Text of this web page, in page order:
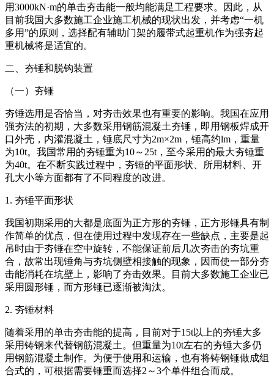
用3000kN·m的单击夯击能一般均能满足工程要求。因此，从
目前我国大多数施工企业施工机械的现状出发，并考虑“一机
多用”的原则，选择配有辅助门架的履带式起重机作为强夯起
重机械将是适宜的。
二、夯锤和脱钩装置
（一）夯锤
夯锤选用是否恰当，对夯击效果也有重要的影响。我国在应用
强夯法的初期，大多数采用钢筋混凝土夯锤，即用钢板焊成开
口外壳，内灌混凝土，锤底尺寸为2m×2m，锤高约lm，重量
为10t。我国常用的夯锤重为10～25t，至今采用的最大夯锤重
为40t。在不断实践过程中，夯锤的平面形状、所用材料、开
孔大小等方面都有了不同程度的改进。
1. 夯锤平面形状
我国初期采用的大都是底面为正方形的夯锤，正方形锤具有制
作简单的优点，但在使用过程中发现存在一些缺点，主要是起
吊时由于夯锤在空中旋转，不能保证前后几次夯击的夯坑重
合，故常出现锤角与夯坑侧壁相接触的现象，因而使一部分夯
击能消耗在坑壁上，影响了夯击效果。目前大多数施工企业已
采用圆形锤，而方形锤已逐渐被淘汰。
2. 夯锤材料
随着采用的单击夯击能的提高，目前对于15t以上的夯锤大多
采用铸钢来代替钢筋混凝土。但重量为10t左右的夯锤大多仍
用钢筋混凝土制作。为便于使用和运输，也有将铸钢锤做成组
合式的，可根据需要锤重而选择2～3个单件组合而成。